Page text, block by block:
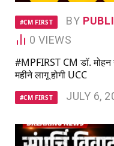
#CM FIRST BY
0 VIEWS
#MPFIRST CM डॉ. मोहन
महीने लागू होगी UCC
#CM FIRST JULY 6,